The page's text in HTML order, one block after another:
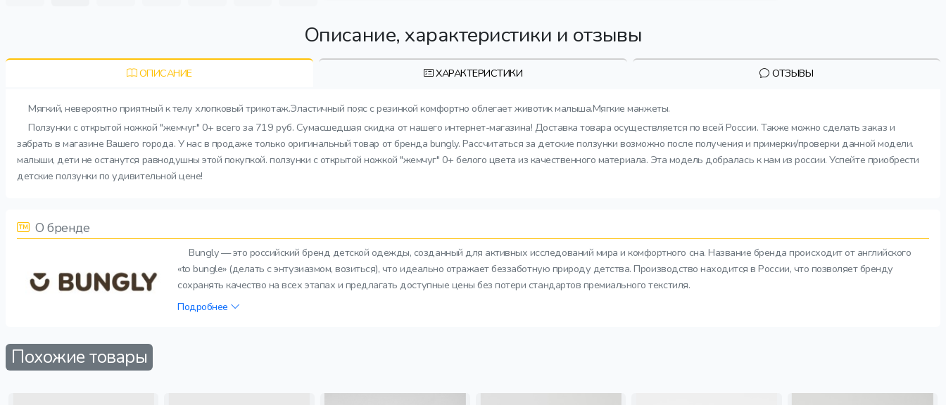
Описание, характеристики и отзывы
ОПИСАНИЕ ХАРАКТЕРИСТИКИ ОТЗЫВЫ
Мягкий, невероятно приятный к телу хлопковый трикотаж.Эластичный пояс с резинкой комфортно облегает животик малыша.Мягкие манжеты.
Ползунки с открытой ножкой "жемчуг" 0+ всего за 719 руб. Сумасшедшая скидка от нашего интернет-магазина! Доставка товара осуществляется по всей России. Также можно сделать заказ и
забрать в магазине Вашего города. У нас в продаже только оригинальный товар от бренда bungly. Рассчитаться за детские ползунки возможно после получения и примерки/проверки данной модели.
малыши, дети не останутся равнодушны этой покупкой. ползунки с открытой ножкой "жемчуг" 0+ белого цвета из качественного материала. Эта модель добралась к нам из россии. Успейте приобрести
детские ползунки по удивительной цене!
О бренде
Bungly — это российский бренд детской одежды, созданный для активных исследований мира и комфортного сна. Название бренда происходит от английского
«to bungle» (делать с энтузиазмом, возиться), что идеально отражает беззаботную природу детства. Производство находится в России, что позволяет бренду
сохранять качество на всех этапах и предлагать доступные цены без потери стандартов премиального текстиля.
Подробнее
Похожие товары